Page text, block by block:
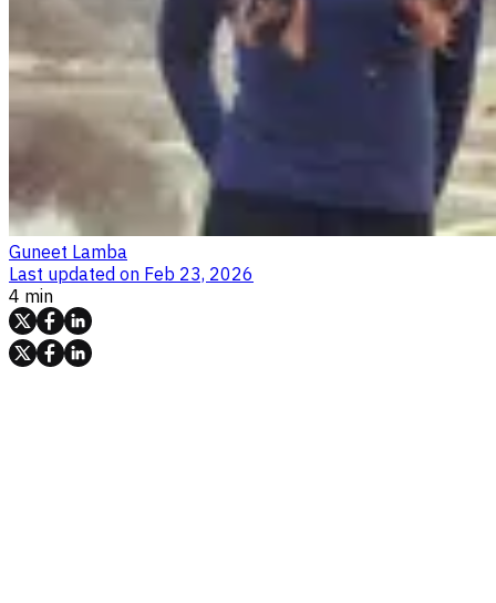
Guneet Lamba
Last updated on Feb 23, 2026
4 min